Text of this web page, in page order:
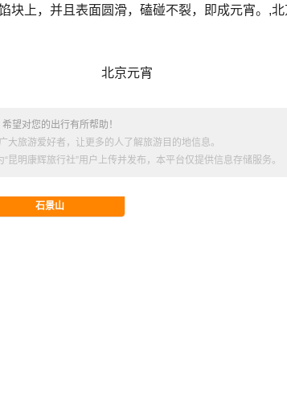
块上，并且表面圆滑，磕碰不裂，即成元宵。,
北京元宵
望对您的出行有所帮助！
旅游爱好者，让更多的人了解旅游目的地信息。
昆明康辉旅行社”用户上传并发布，本平台仅提供信息存储服务。
石景山